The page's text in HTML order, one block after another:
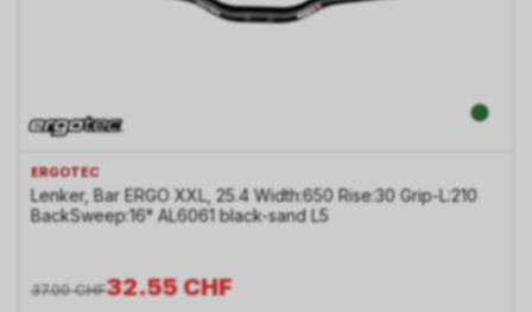
ERGOTEC
Lenker, Bar ERGO XXL, 25.4 Width:650 Rise:30 Grip-L:210
BackSweep:16° AL6061 black-sand L5
32.55CHF
37.00 CHF